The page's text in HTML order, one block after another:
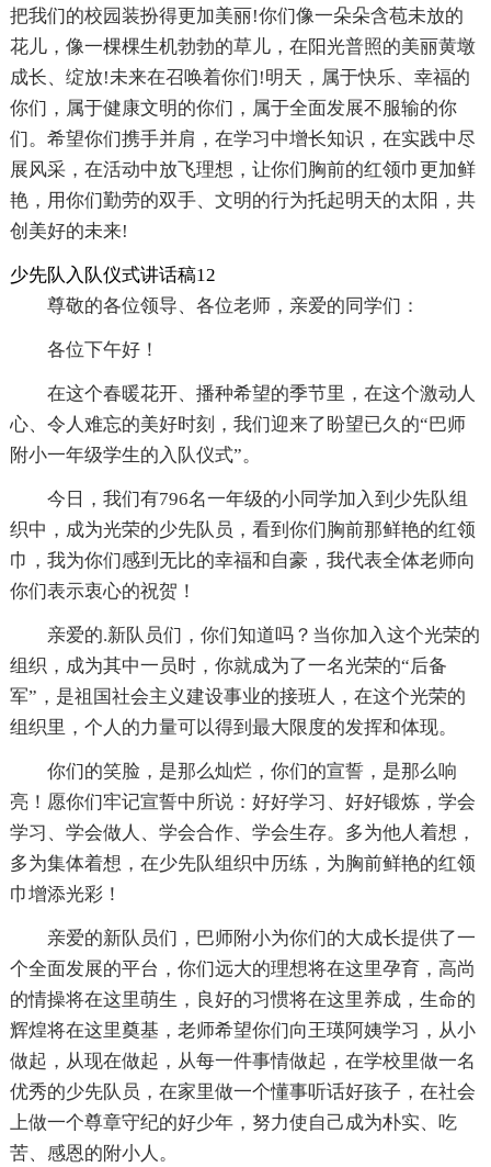
把我们的校园装扮得更加美丽!你们像一朵朵含苞未放的
花儿，像一棵棵生机勃勃的草儿，在阳光普照的美丽黄墩
成长、绽放!未来在召唤着你们!明天，属于快乐、幸福的
你们，属于健康文明的你们，属于全面发展不服输的你
们。希望你们携手并肩，在学习中增长知识，在实践中尽
展风采，在活动中放飞理想，让你们胸前的红领巾更加鲜
艳，用你们勤劳的双手、文明的行为托起明天的太阳，共
创美好的未来!
少先队入队仪式讲话稿12
尊敬的各位领导、各位老师，亲爱的同学们：
各位下午好！
在这个春暖花开、播种希望的季节里，在这个激动人
心、令人难忘的美好时刻，我们迎来了盼望已久的“巴师
附小一年级学生的入队仪式”。
今日，我们有796名一年级的小同学加入到少先队组
织中，成为光荣的少先队员，看到你们胸前那鲜艳的红领
巾，我为你们感到无比的幸福和自豪，我代表全体老师向
你们表示衷心的祝贺！
亲爱的.新队员们，你们知道吗？当你加入这个光荣的
组织，成为其中一员时，你就成为了一名光荣的“后备
军”，是祖国社会主义建设事业的接班人，在这个光荣的
组织里，个人的力量可以得到最大限度的发挥和体现。
你们的笑脸，是那么灿烂，你们的宣誓，是那么响
亮！愿你们牢记宣誓中所说：好好学习、好好锻炼，学会
学习、学会做人、学会合作、学会生存。多为他人着想，
多为集体着想，在少先队组织中历练，为胸前鲜艳的红领
巾增添光彩！
亲爱的新队员们，巴师附小为你们的大成长提供了一
个全面发展的平台，你们远大的理想将在这里孕育，高尚
的情操将在这里萌生，良好的习惯将在这里养成，生命的
辉煌将在这里奠基，老师希望你们向王瑛阿姨学习，从小
做起，从现在做起，从每一件事情做起，在学校里做一名
优秀的少先队员，在家里做一个懂事听话好孩子，在社会
上做一个尊章守纪的好少年，努力使自己成为朴实、吃
苦、感恩的附小人。